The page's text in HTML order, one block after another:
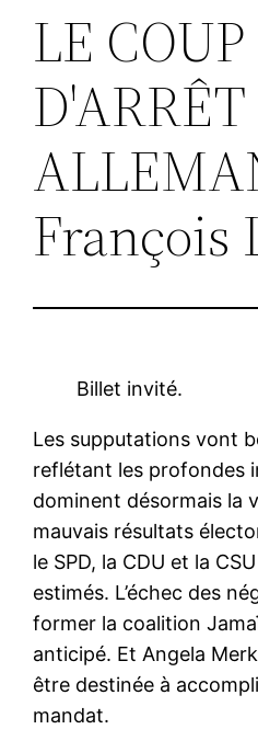
LE COUP
D'ARRÊT
François
Billet invité.
Les supputations vont
reflétant les profondes
dominent désormais la
mauvais résultats
le SPD, la CDU et la
estimés. L’échec des
former la coalition
anticipé. Et Angela
être destinée à
mandat.